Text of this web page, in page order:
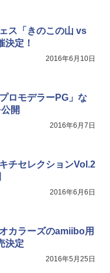
ワイヤレス コントロー
」無限城編 第一章 猗
産限定版 [Blu-ray]
定】劇場版モノノ怪
リジナル特典:オリジナル
ス「きのこの山 vs
決定！
2016年6月10日
ロモデラーPG」な
開
2016年6月7日
チセレクションVol.2
2016年6月6日
カラーズのamiibo用
決定
2016年5月25日